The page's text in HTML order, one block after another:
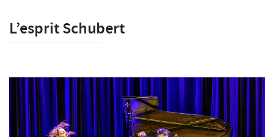
L’esprit Schubert